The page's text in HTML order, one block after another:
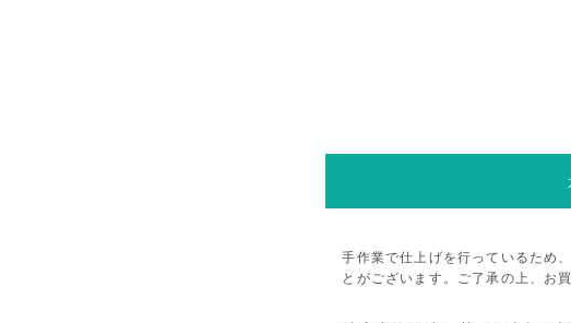
手作業で仕上げを行っているため
とがございます。ご了承の上、お